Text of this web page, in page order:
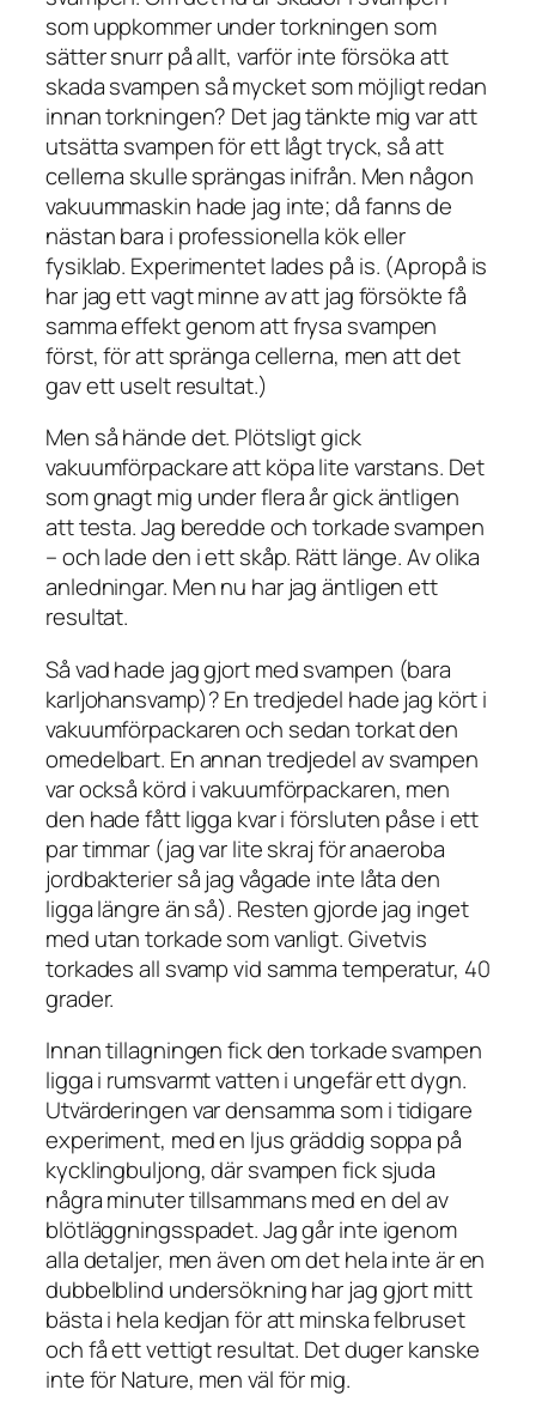
som uppkommer under torkningen som
sätter snurr på allt, varför inte försöka att
skada svampen så mycket som möjligt redan
innan torkningen? Det jag tänkte mig var att
utsätta svampen för ett lågt tryck, så att
cellerna skulle sprängas inifrån. Men någon
vakuummaskin hade jag inte; då fanns de
nästan bara i professionella kök eller
fysiklab. Experimentet lades på is. (Apropå is
har jag ett vagt minne av att jag försökte få
samma effekt genom att frysa svampen
först, för att spränga cellerna, men att det
gav ett uselt resultat.)
Men så hände det. Plötsligt gick
vakuumförpackare att köpa lite varstans. Det
som gnagt mig under flera år gick äntligen
att testa. Jag beredde och torkade svampen
– och lade den i ett skåp. Rätt länge. Av olika
anledningar. Men nu har jag äntligen ett
resultat.
Så vad hade jag gjort med svampen (bara
karljohansvamp)? En tredjedel hade jag kört i
vakuumförpackaren och sedan torkat den
omedelbart. En annan tredjedel av svampen
var också körd i vakuumförpackaren, men
den hade fått ligga kvar i försluten påse i ett
par timmar (jag var lite skraj för anaeroba
jordbakterier så jag vågade inte låta den
ligga längre än så). Resten gjorde jag inget
med utan torkade som vanligt. Givetvis
torkades all svamp vid samma temperatur, 40
grader.
Innan tillagningen fick den torkade svampen
ligga i rumsvarmt vatten i ungefär ett dygn.
Utvärderingen var densamma som i tidigare
experiment, med en ljus gräddig soppa på
kycklingbuljong, där svampen fick sjuda
några minuter tillsammans med en del av
blötläggningsspadet. Jag går inte igenom
alla detaljer, men även om det hela inte är en
dubbelblind undersökning har jag gjort mitt
bästa i hela kedjan för att minska felbruset
och få ett vettigt resultat. Det duger kanske
inte förNature, men väl för mig.